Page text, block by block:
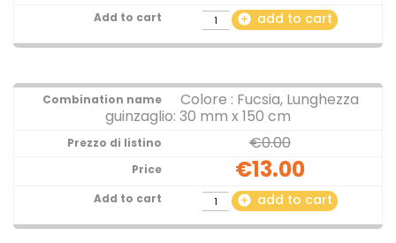
add_circle add to cart
Colore : Fucsia, Lunghezza
guinzaglio: 30 mm x 150 cm
€0.00
€13.00
add_circle add to cart